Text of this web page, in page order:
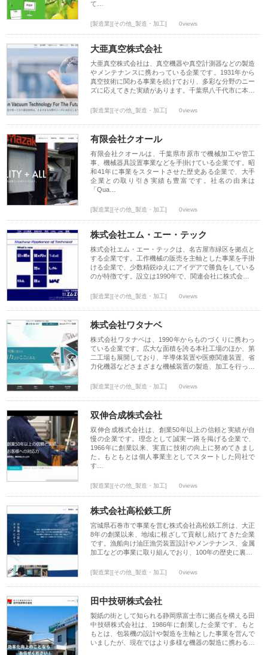
て…
[製造業][その他_製造・加工] 0views
大亜真空株式会社
大亜真空株式会社は、真空機器や真空計測器などの製造
やメンテナンスに携わっている企業です。1931年から
真空技術に関わる事業を続けており、多彩な分野のニー
ズに応えてきた実績があります。千葉県八千代市に本…
[製造業][その他_製造・加工] 0views
有限会社クオール
有限会社クオールは、千葉県市原市で機械加工や管工
事、機械器具設置事業などを手掛けている企業です。昭
和41年に事業をスタートさせた歴史ある企業で、大手
企業との取り引き実績も豊富です。社名の由来は
「Qua…
[製造業][その他_製造・加工] 0views
株式会社エム・エー・テック
株式会社エム・エー・テックは、名古屋市緑区を拠点と
する企業です。工作機械の販売を主軸とした事業を手掛
ける企業で、少数精鋭ゆえにアイデアで勝負をしている
のが特徴です。設立は1990年で、関連会社に株式会…
[製造業][その他_製造・加工] 0views
株式会社ワタナベ
株式会社ワタナベは、1990年からものづくりに携わっ
ている企業です。広大な面積を誇る本社工場のほか、第
二工場も展開しており、半導体装置や医療関連装置、省
力化機器などさまざまな機械装置の製造、加工を行っ…
[製造業][その他_製造・加工] 0views
双伸合成株式会社
双伸合成株式会社は、創業50年以上の信頼と実績が自
慢の企業です。理念として誠実一路を掲げる企業で、
1966年に創業以来、実直に技術の向上に努めてきまし
た。もともとは個人事業主としてスタートした同社で
す…
[製造業][その他_製造・加工] 0views
株式会社高松鉄工所
宮城県石巻市で事業を営む株式会社高松鉄工所は、大正
8年の創業以来、地域に根ざして貢献し続けてきた企業
です。漁船向け油圧漁労装置設計やメンテナンス、金属
加工などの事業に取り組んでおり、100年の歴史に裏…
[製造業][その他_製造・加工] 0views
田中技研株式会社
製紙の街として知られる静岡県富士市に拠点を構える田
中技研株式会社は、1986年に創業した企業です。もと
もとは、包装機の設計や製造を主軸とした事業を営んで
いましたが、現在ではより多様な機器の製造に携わる…